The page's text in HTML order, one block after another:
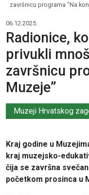
završnicu programa ”Na
06.12.2025.
Radionice,
privukli
završnicu
Muzeje”
Muzeji Hrvatskog
Kraj godine u
kraj muzejsko-
čija se završna
početkom prosinca u